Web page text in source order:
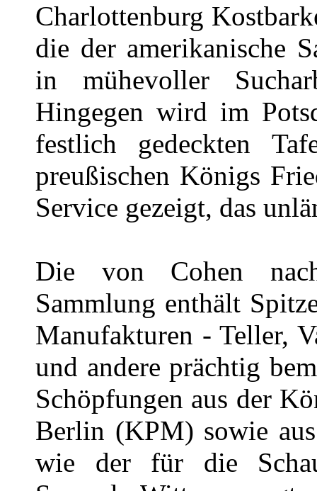
Charlottenburg
die der amerikanische
in mühevoller
Hingegen wird im
festlich gedeckten
preußischen Königs
Service gezeigt, das
Die von Cohen
Sammlung enthält
Manufakturen - Teller,
und andere prächtig
Schöpfungen aus der
Berlin (KPM) sowie
wie der für die